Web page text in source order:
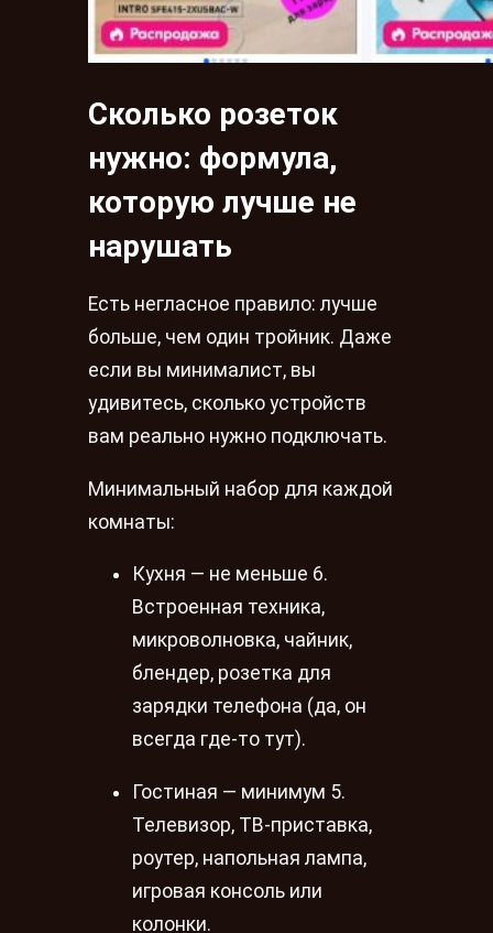
Сколько розеток
нужно: формула,
которую лучше не
нарушать
Есть негласное правило: лучше
больше, чем один тройник. Даже
если вы минималист, вы
удивитесь, сколько устройств
вам реально нужно подключать.
Минимальный набор для каждой
комнаты:
Кухня — не меньше 6.
Встроенная техника,
микроволновка, чайник,
блендер, розетка для
зарядки телефона (да, он
всегда где-то тут).
Гостиная — минимум 5.
Телевизор, ТВ-приставка,
роутер, напольная лампа,
игровая консоль или
колонки.